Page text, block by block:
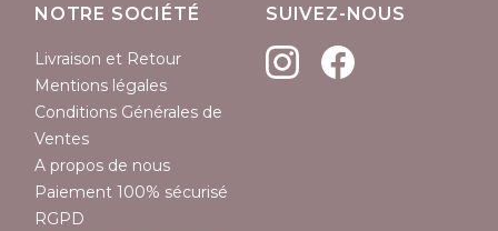
NOTRE SOCIÉTÉ
Livraison et Retour
Mentions légales
Conditions Générales de
Ventes
A propos de nous
Paiement 100% sécurisé
RGPD
SUIVEZ-NOUS